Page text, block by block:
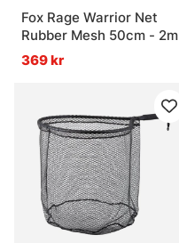
Fox Rage Warrior Net
Rubber Mesh 50cm - 2m
369 kr